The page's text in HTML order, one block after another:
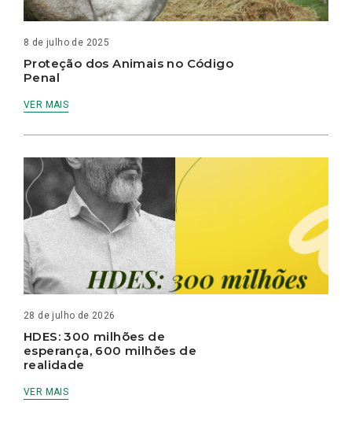
8 de julho de 2025
Proteção dos Animais no Código
Penal
VER MAIS
28 de julho de 2026
HDES: 300 milhões de
esperança, 600 milhões de
realidade
VER MAIS